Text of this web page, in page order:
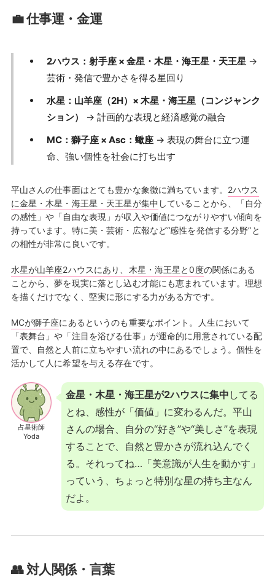
💼 仕事運・金運
2ハウス：射手座 × 金星・木星・海王星・天王星→
芸術・発信で豊かさを得る星回り
水星：山羊座（2H）× 木星・海王星（コンジャンク
ション）
→ 計画的な表現と経済感覚の融合
MC：獅子座 × Asc：蠍座→ 表現の舞台に立つ運
命、強い個性を社会に打ち出す
平山さんの仕事面はとても豊かな象徴に満ちています。 2ハウス
に金星・木星・海王星・天王星が集中 していることから、「自分
の感性」や「自由な表現」が収入や価値につながりやすい傾向を
持っています。特に美・芸術・広報など“感性を発信する分野”と
の相性が非常に良いです。
水星が山羊座2ハウスにあり、木星・海王星と0度の関係にある
ことから、夢を現実に落とし込む才能にも恵まれています。理想
を描くだけでなく、堅実に形にする力がある方です。
MCが獅子座にあるというのも重要なポイント。人生において
「表舞台」や「注目を浴びる仕事」が運命的に用意されている配
置で、自然と人前に立ちやすい流れの中にあるでしょう。個性を
活かして人に希望を与える存在です。
占星術師
Yoda
金星・木星・海王星が2ハウスに集中 してる
とね、感性が「価値」に変わるんだ。平山
さんの場合、自分の“好き”や“美しさ”を表現
することで、自然と豊かさが流れ込んでく
る。それってね…「美意識が人生を動かす」
っていう、ちょっと特別な星の持ち主なん
だよ。
👥 対人関係・言葉